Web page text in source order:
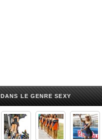
DANS LE GENRE SEXY